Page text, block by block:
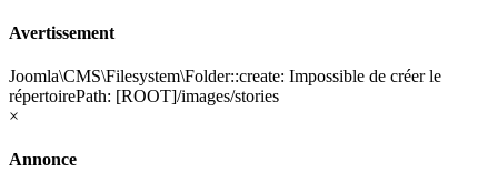
Avertissement
Joomla\CMS\Filesystem\Folder::create: Impossible de créer le
répertoirePath: [ROOT]/images/stories
×
Annonce